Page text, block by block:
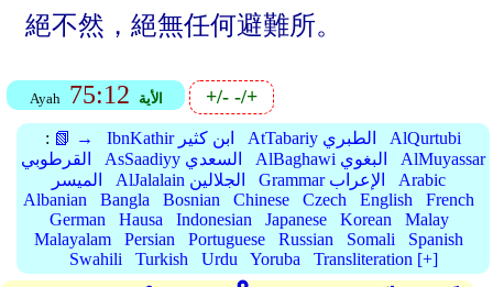
絕不然，絕無任何避難所。
Ayah 75:12 الأية +/--/+
: 📗 → IbnKathir ابن كثير AtTabariy الطبري
AlQurtubi
القرطوبي
AsSaadiyy السعدي AlBaghawi البغوي
AlMuyassar
الميسر
AlJalalain الجلالين Grammar الإعراب
Arabic
Albanian
Bangla Bosnian Chinese Czech English
French
German
Hausa Indonesian Japanese Korean
Malay
Malayalam
Persian Portuguese Russian Somali
Spanish
Swahili
Turkish Urdu Yoruba Transliteration [+]